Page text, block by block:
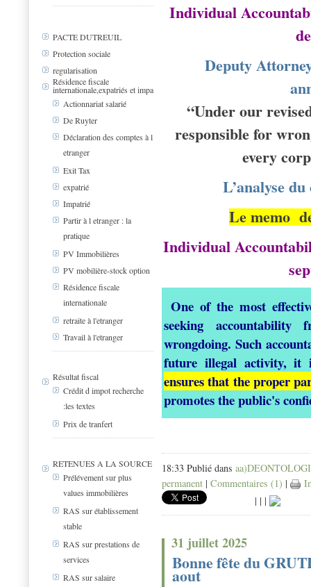
PACTE DUTREUIL
Protection sociale
regularisation
Résidence fiscale
internationale,expatriés et impa
Actionnariat salarié
De Ruyter
Déclaration des comptes à l
etranger
Exit Tax
expatrié
Impatrié
Partir à l etranger : la
pratique
PV Immobilières
PV mobilière-stock option
Résidence fiscale
internationale
retraite à l'etranger
Travail à l'etranger
Résultat fiscal
Crédit d impot recherche
:les textes
Prix de tranfert
RETENUES A LA SOURCE
Prélévement sur plus
values immobilières
RAS sur établissement
stable
RAS sur prestations de
services
RAS sur salaire
Individual
Deputy
“Under our
responsible for
every
L’analyse
Le memo
Individual
One of the most
seeking
wrongdoing. Such
future illegal activity, it
ensures that the proper
promotes the public's
18:33 Publié dans
permanent | Commentaires (1) |
| | |
31 juillet 2025
Bonne fête du
aout